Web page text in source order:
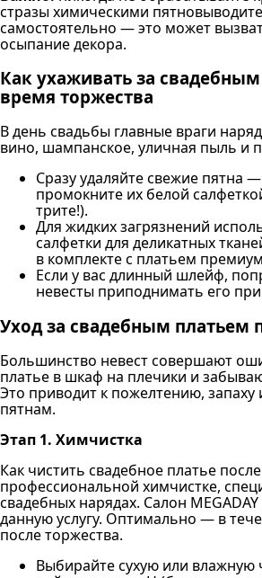
стразы химическими
самостоятельно — это может
осыпание декора.
Как ухаживать за
время торжества
В день свадьбы главные враги
вино, шампанское, уличная пыль и
Сразу удаляйте свежие пятна
промокните их белой
трите!).
Для жидких загрязнений
салфетки для деликатных
в комплекте с платьем
Если у вас длинный шлейф,
невесты приподнимать его
Уход за свадебным платьем
Большинство невест совершают
платье в шкаф на плечики и
Это приводит к пожелтению,
пятнам.
Этап 1. Химчистка
Как чистить свадебное платье
профессиональной химчистке,
свадебных нарядах. Салон
данную услугу. Оптимально — в
после торжества.
Выбирайте сухую или влажную